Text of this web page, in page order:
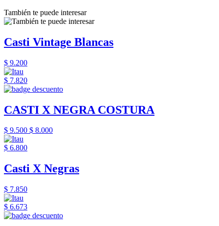
También te puede interesar
Casti Vintage Blancas
$ 9.200
$ 7.820
CASTI X NEGRA COSTURA
$ 9.500 $ 8.000
$ 6.800
Casti X Negras
$ 7.850
$ 6.673